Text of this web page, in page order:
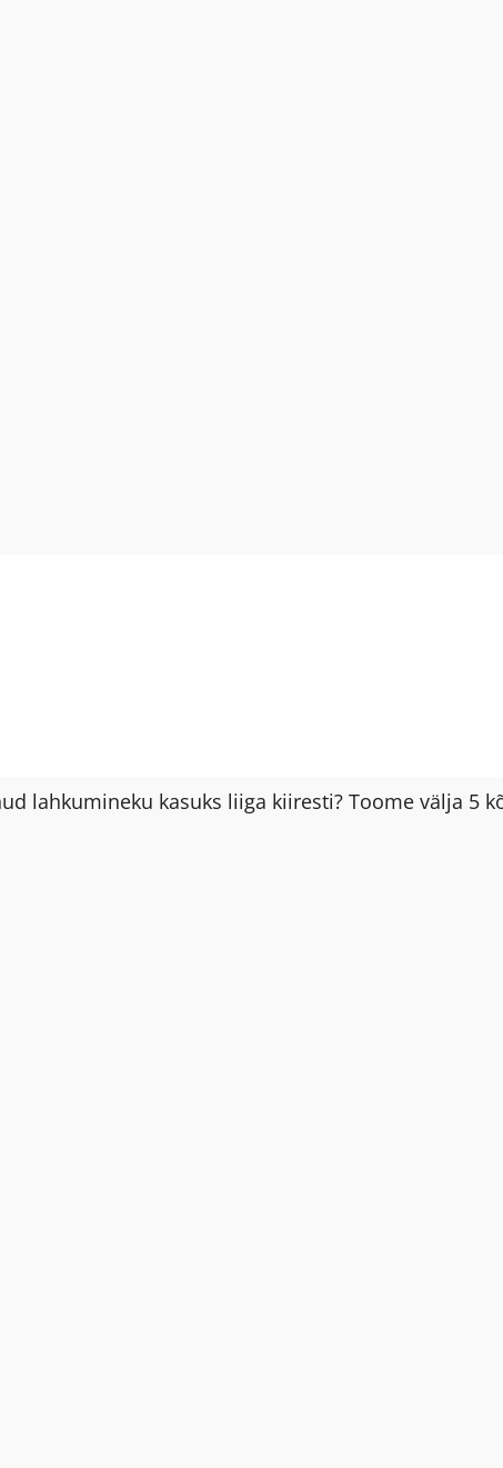
lahkumineku kasuks liiga kiiresti? Toome välja 5